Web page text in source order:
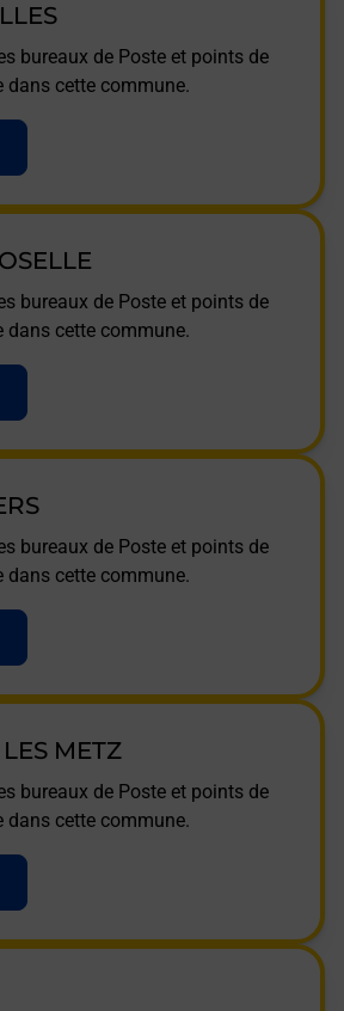
bureaux de Poste et points de
dans cette commune.
bureaux de Poste et points de
dans cette commune.
bureaux de Poste et points de
dans cette commune.
METZ
bureaux de Poste et points de
dans cette commune.